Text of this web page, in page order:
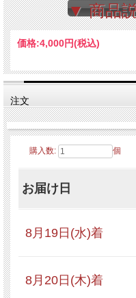
迷ったらまず
ット》がおす
多くのお客様
ンなので
ギフトにもお
送料込みのお
▼ 商品
価格:4,000円(税込)
注文
購入数: 個
お届け日
8月19日(水)着
8月20日(木)着